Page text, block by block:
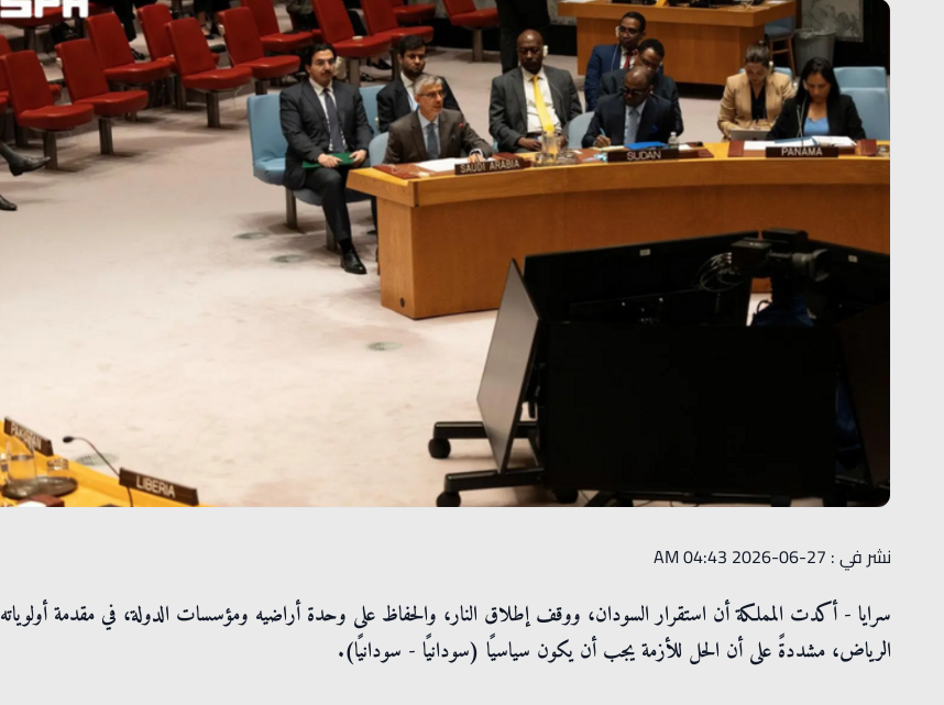
نشر في : 27-06-2026 04:43 AM
سرايا - أكدت المملكة أن استقرار السودان، ووقف إطلاق النار، والحفاظ على وحدة أراضيه ومؤسسات الدولة، في مقدمة أولوياته
الرياض، مشددةً على أن الحل للأزمة يجب أن يكون سياسيًا (سودانيًا - سودانيًا).